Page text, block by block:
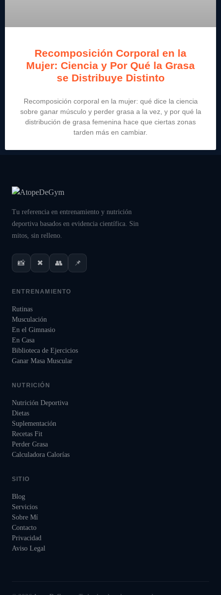
Recomposición Corporal en la
Mujer: Ciencia y Por Qué la Grasa
se Distribuye Distinto
Recomposición corporal en la mujer: qué dice la ciencia
sobre ganar músculo y perder grasa a la vez, y por qué la
distribución de grasa femenina hace que ciertas zonas
tarden más en cambiar.
Tu referencia en entrenamiento y nutrición
deportiva basados en evidencia científica. Sin
mitos, sin relleno.
📸 ✖ 👥 📌
ENTRENAMIENTO
Rutinas
Musculación
En el Gimnasio
En Casa
Biblioteca de Ejercicios
Ganar Masa Muscular
NUTRICIÓN
Nutrición Deportiva
Dietas
Suplementación
Recetas Fit
Perder Grasa
Calculadora Calorías
SITIO
Blog
Servicios
Sobre Mí
Contacto
Privacidad
Aviso Legal